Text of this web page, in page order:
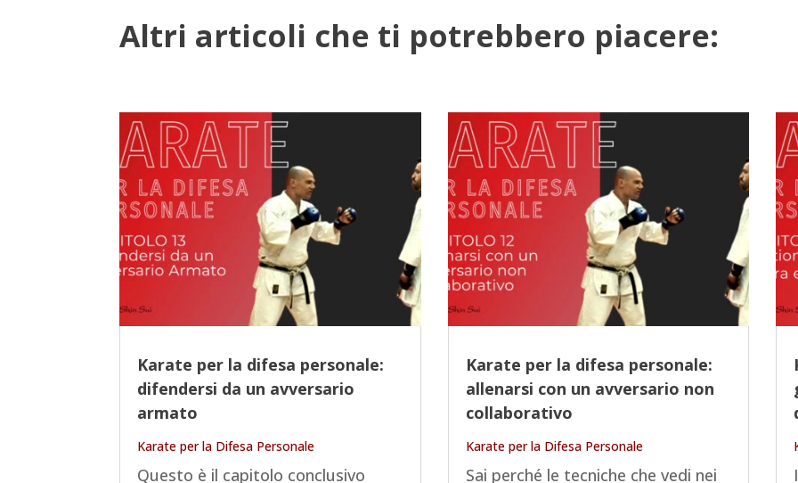
Altri articoli che ti potrebbero piacere:
Karate per la difesa personale:
difendersi da un avversario
armato
Karate per la Difesa Personale
Questo è il capitolo conclusivo
Karate per la difesa personale:
allenarsi con un avversario non
collaborativo
Karate per la Difesa Personale
Sai perché le tecniche che vedi nei